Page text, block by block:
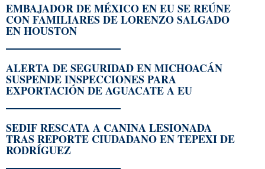
EMBAJADOR DE MÉXICO EN EU SE REÚNE
CON FAMILIARES DE LORENZO SALGADO
EN HOUSTON
ALERTA DE SEGURIDAD EN MICHOACÁN
SUSPENDE INSPECCIONES PARA
EXPORTACIÓN DE AGUACATE A EU
SEDIF RESCATA A CANINA LESIONADA
TRAS REPORTE CIUDADANO EN TEPEXI DE
RODRÍGUEZ